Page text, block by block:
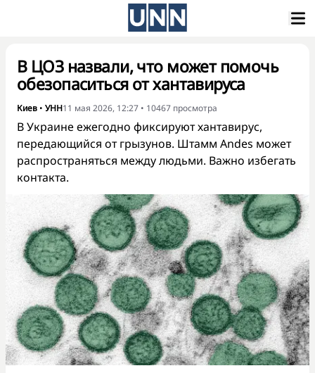
В ЦОЗ назвали, что может помочь
обезопаситься от хантавируса
Киев • УНН11 мая 2026, 12:27 • 10467 просмотра
В Украине ежегодно фиксируют хантавирус,
передающийся от грызунов. Штамм Andes может
распространяться между людьми. Важно избегать
контакта.